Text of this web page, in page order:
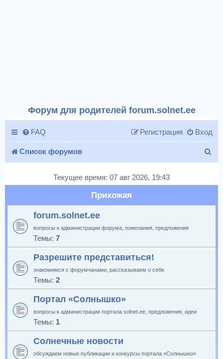
Форум для родителей forum.solnet.ee
FAQ Вход
Регистрация
Список форумов
и
Текущее время: 07 авг 2026, 19:43
Прихожая
forum.solnet.ee
вопросы к администрации форума, пожелания, предложения
Темы: 7
Разрешите представиться!
знакомимся с форумчанами, рассказываем о себе
Темы: 2
Портал «Солнышко»
вопросы к администрации портала solnet.ee, предложения, идеи
Темы: 1
Солнечные новости
обсуждаем новые публикации и конкурсы портала «Солнышко»